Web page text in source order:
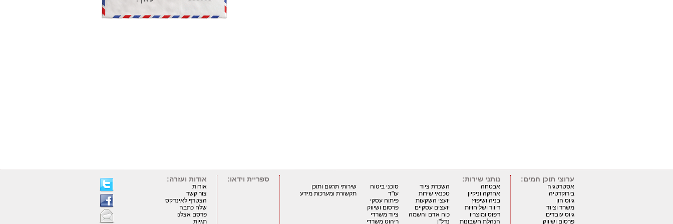
ערוצי תוכן חמים:
אסטרטגיה
בירוקרטיה
גיוס הון
משרד וציוד
גיוס עובדים
פרסום ושיווק
נותני שירות:
אבטחה
אחזקה וניקיון
בניה ושיפוץ
דיוור ושליחויות
דפוס ומוצריו
הנהלת חשבונות
השכרת ציוד
טכנאי שירות
יועצי השקעות
יועצים עסקיים
כוח אדם והשמה
נדל"ן
סוכני ביטוח
עו"ד
פיתוח עסקי
פרסום ושיווק
ציוד משרדי
ריהוט משרדי
שירותי תרגום ותוכן
תקשורת ומערכות מידע
ספריית וידאו: אודות ועזרה:
אודות
צור קשר
הצטרף לאינדקס
שלח כתבה
פרסם אצלנו
תגיות